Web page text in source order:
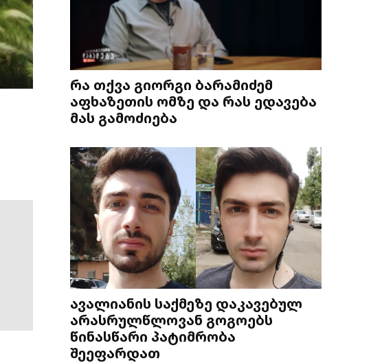
რა თქვა გიორგი ბარამიძემ
აფხაზეთის ომზე და რას ედავება
მას გამოძიება
ავალიანის საქმეზე დაკავებულ
არასრულწლოვან გოგოებს
წინასწარი პატიმრობა
შეეფარდათ